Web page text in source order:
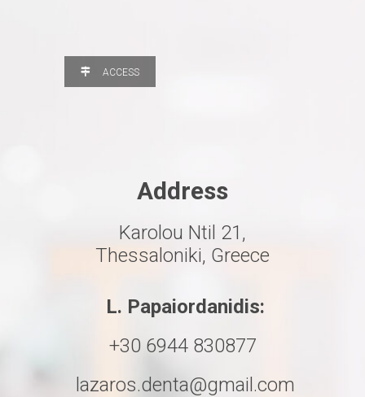
ACCESS
Address
Karolou Ntil 21,
Thessaloniki, Greece
L. Papaiordanidis:
+30 6944 830877
lazaros.denta@gmail.com